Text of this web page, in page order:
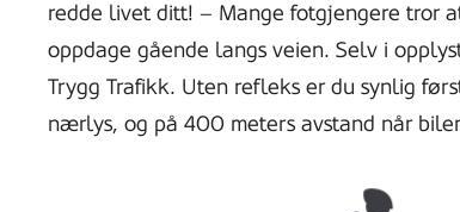
redde livet ditt! – Mange fotgjengere tror
oppdage gående langs veien. Selv i
Trygg Trafikk. Uten refleks er du synlig
nærlys, og på 400 meters avstand når